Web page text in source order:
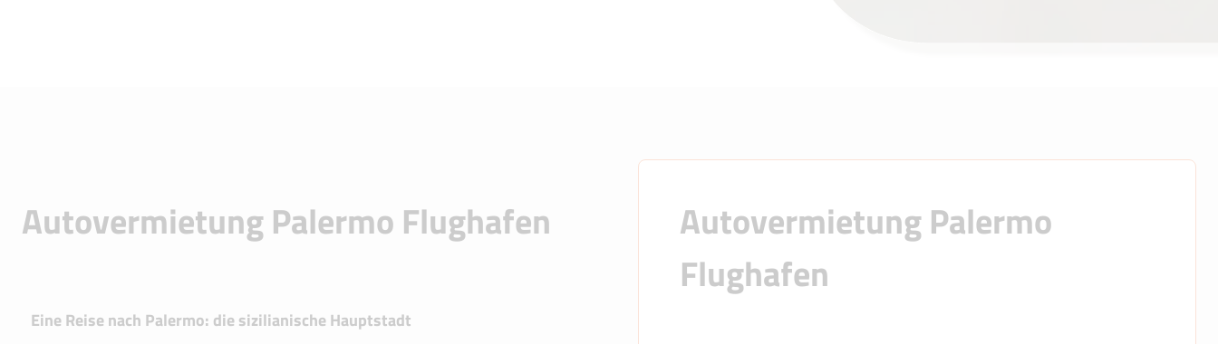
Autovermietung Palermo Flughafen
Eine Reise nach Palermo: die sizilianische Hauptstadt
Autovermietung Palermo
Flughafen